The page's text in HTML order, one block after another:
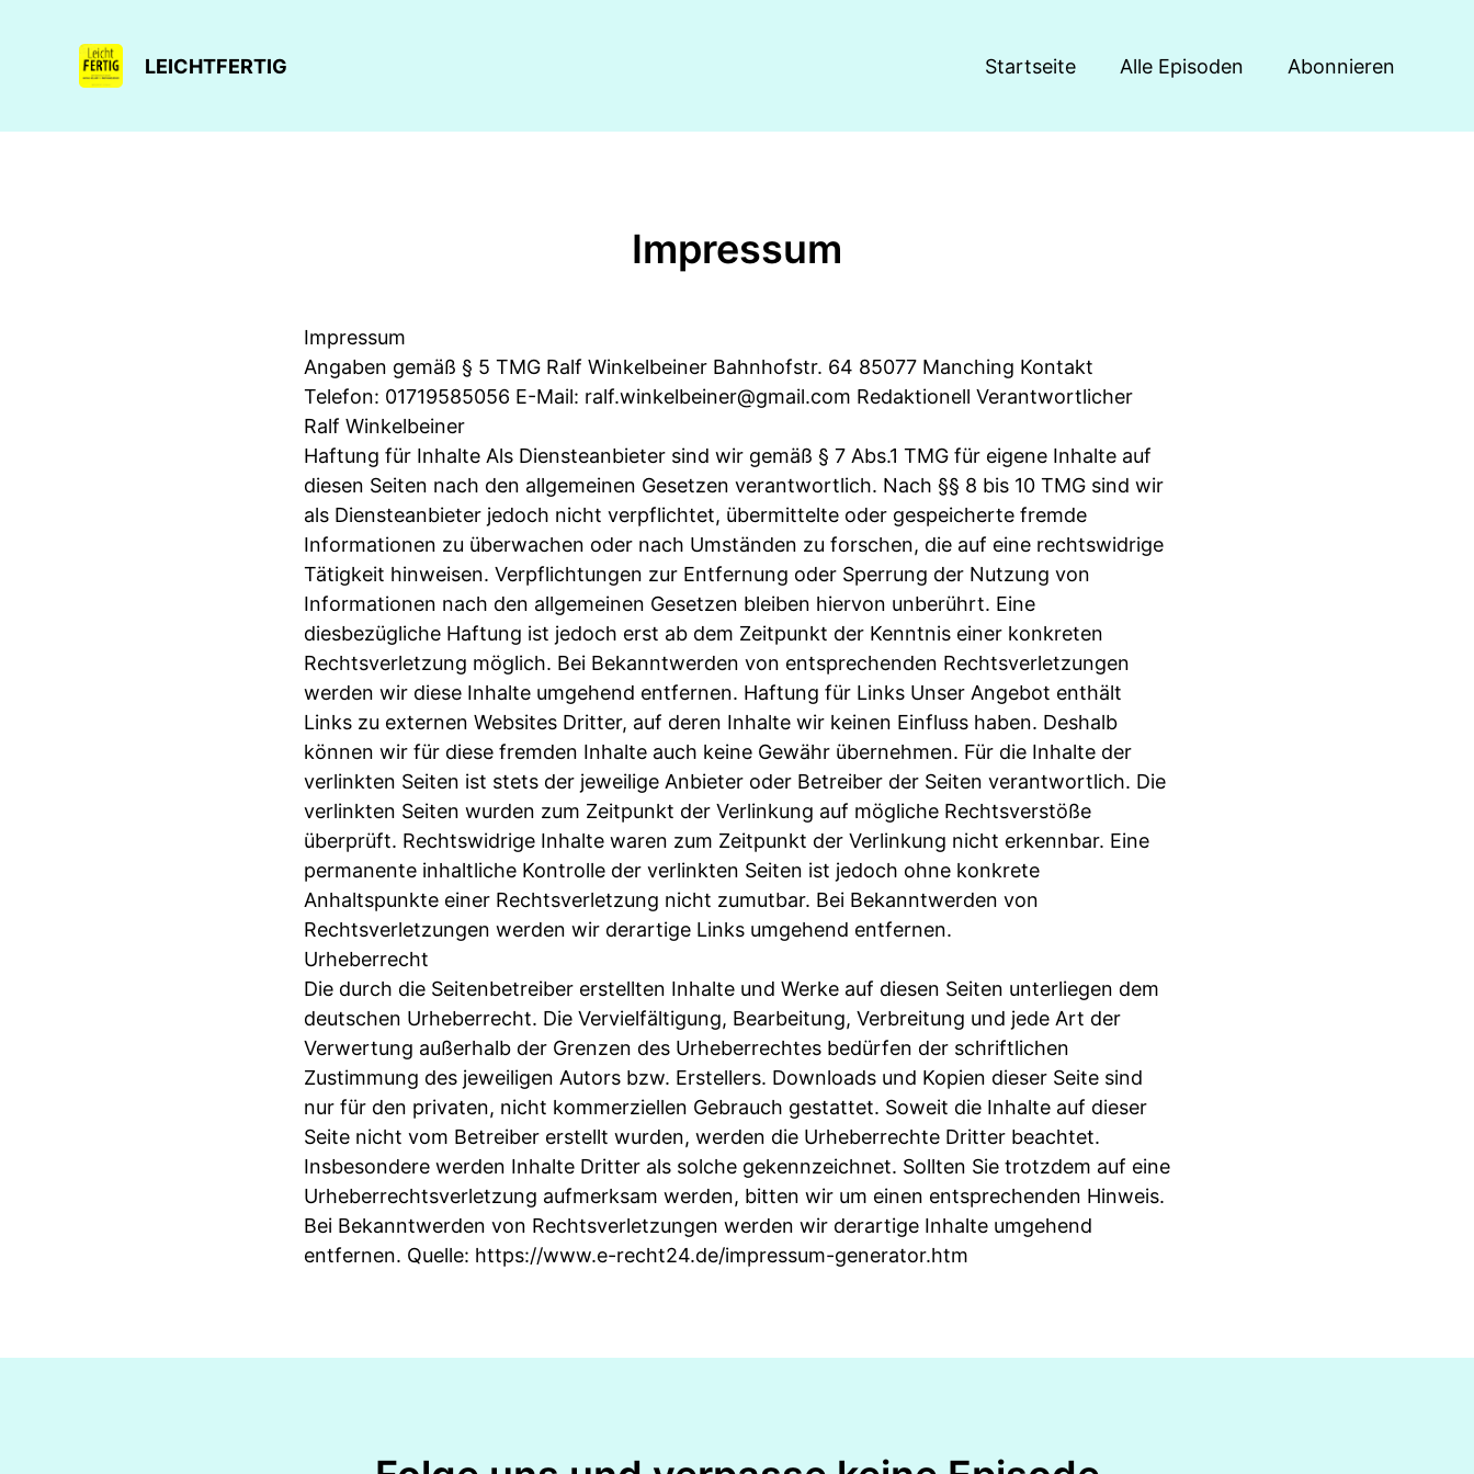
LEICHTFERTIG Startseite Alle Episoden Abonnieren
Impressum
Impressum
Angaben gemäß § 5 TMG Ralf Winkelbeiner Bahnhofstr. 64 85077 Manching Kontakt
Telefon: 01719585056 E-Mail: ralf.winkelbeiner@gmail.com Redaktionell Verantwortlicher
Ralf Winkelbeiner
Haftung für Inhalte Als Diensteanbieter sind wir gemäß § 7 Abs.1 TMG für eigene Inhalte auf
diesen Seiten nach den allgemeinen Gesetzen verantwortlich. Nach §§ 8 bis 10 TMG sind wir
als Diensteanbieter jedoch nicht verpflichtet, übermittelte oder gespeicherte fremde
Informationen zu überwachen oder nach Umständen zu forschen, die auf eine rechtswidrige
Tätigkeit hinweisen. Verpflichtungen zur Entfernung oder Sperrung der Nutzung von
Informationen nach den allgemeinen Gesetzen bleiben hiervon unberührt. Eine
diesbezügliche Haftung ist jedoch erst ab dem Zeitpunkt der Kenntnis einer konkreten
Rechtsverletzung möglich. Bei Bekanntwerden von entsprechenden Rechtsverletzungen
werden wir diese Inhalte umgehend entfernen. Haftung für Links Unser Angebot enthält
Links zu externen Websites Dritter, auf deren Inhalte wir keinen Einfluss haben. Deshalb
können wir für diese fremden Inhalte auch keine Gewähr übernehmen. Für die Inhalte der
verlinkten Seiten ist stets der jeweilige Anbieter oder Betreiber der Seiten verantwortlich. Die
verlinkten Seiten wurden zum Zeitpunkt der Verlinkung auf mögliche Rechtsverstöße
überprüft. Rechtswidrige Inhalte waren zum Zeitpunkt der Verlinkung nicht erkennbar. Eine
permanente inhaltliche Kontrolle der verlinkten Seiten ist jedoch ohne konkrete
Anhaltspunkte einer Rechtsverletzung nicht zumutbar. Bei Bekanntwerden von
Rechtsverletzungen werden wir derartige Links umgehend entfernen.
Urheberrecht
Die durch die Seitenbetreiber erstellten Inhalte und Werke auf diesen Seiten unterliegen dem
deutschen Urheberrecht. Die Vervielfältigung, Bearbeitung, Verbreitung und jede Art der
Verwertung außerhalb der Grenzen des Urheberrechtes bedürfen der schriftlichen
Zustimmung des jeweiligen Autors bzw. Erstellers. Downloads und Kopien dieser Seite sind
nur für den privaten, nicht kommerziellen Gebrauch gestattet. Soweit die Inhalte auf dieser
Seite nicht vom Betreiber erstellt wurden, werden die Urheberrechte Dritter beachtet.
Insbesondere werden Inhalte Dritter als solche gekennzeichnet. Sollten Sie trotzdem auf eine
Urheberrechtsverletzung aufmerksam werden, bitten wir um einen entsprechenden Hinweis.
Bei Bekanntwerden von Rechtsverletzungen werden wir derartige Inhalte umgehend
entfernen. Quelle: https://www.e-recht24.de/impressum-generator.htm